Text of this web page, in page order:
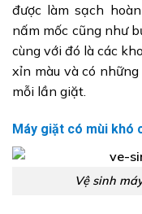
được làm sạch
nấm mốc cũng như
cùng với đó là các
xỉn màu và có
mỗi lần giặt.
Máy giặt có mùi khó
Vệ sinh